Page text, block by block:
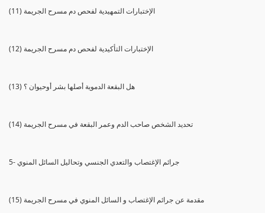
(11) الإختبارات التمهيدية لفحص دم مسرح الجريمة
(12) الإختبارات التأكيدية لفحص دم مسرح الجريمة
(13) هل البقعة الدموية أصلها بشر أوحيوان ؟
(14) تحديد الشخص صاحب الدم وعمر البقعة في مسرح الجريمة
5- جرائم الإغتصاب والتعدي الجنسي وتحاليل السائل المنوي
(15) مقدمة عن جرائم الإغتصاب و السائل المنوي في مسرح الجريمة